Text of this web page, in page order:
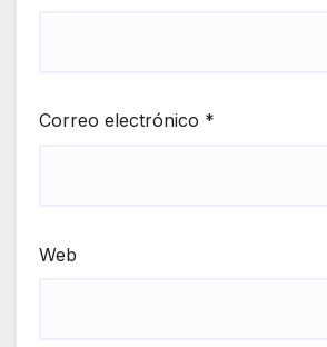
Correo electrónico *
Web